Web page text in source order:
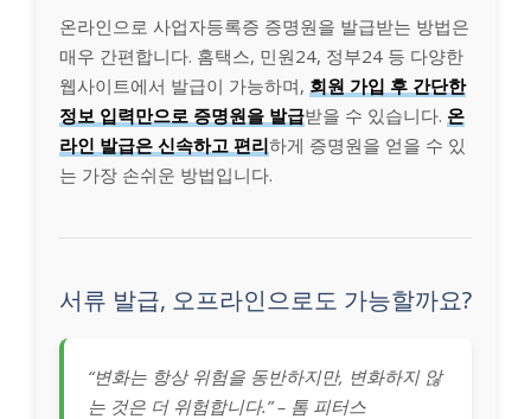
온라인으로 사업자등록증 증명원을 발급받는 방법은
매우 간편합니다. 홈택스, 민원24, 정부24 등 다양한
웹사이트에서 발급이 가능하며, 회원 가입 후 간단한
정보 입력만으로 증명원을 발급받을 수 있습니다. 온
라인 발급은 신속하고 편리하게 증명원을 얻을 수 있
는 가장 손쉬운 방법입니다.
서류 발급, 오프라인으로도 가능할까요?
“변화는 항상 위험을 동반하지만, 변화하지 않
는 것은 더 위험합니다.” – 톰 피터스